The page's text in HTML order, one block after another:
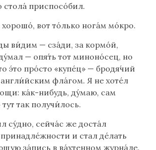
стола́ приспосо́бил.
вот то́лько нога́м мо́кро.
ви́дим — сза́ди, за кормо́й,
— опя́ть тот миноно́сец, но
э́то про́сто «купе́ц» — бродя́чий
фла́гом. Я не хоте́л
ка́к-нибудь, ду́маю, сам
так получи́лось.
су́дно, сейча́с же доста́л
и стал де́лать
за́пись в ва́хтенном журна́ле.